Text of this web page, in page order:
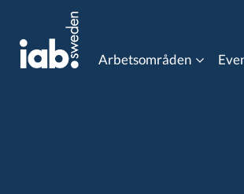
Arbetsområden